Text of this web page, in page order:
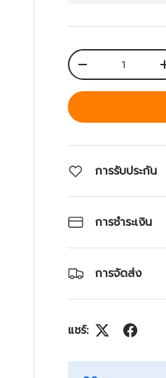
จำนวน
ลดจำนวน
การรับประกัน
การชำระเงิน
การจัดส่ง
แชร์: